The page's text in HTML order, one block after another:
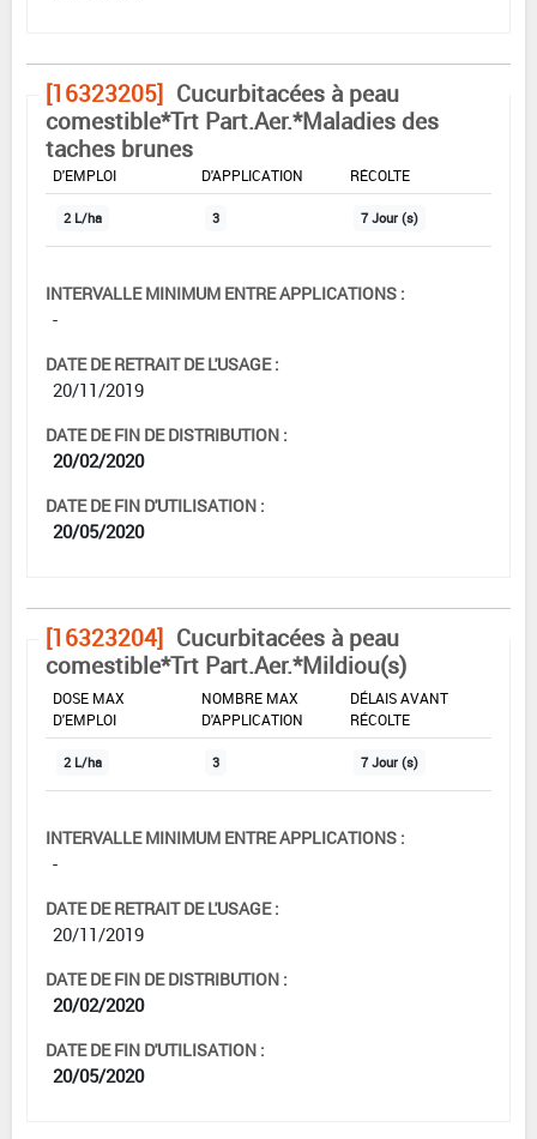
[16323205] Cucurbitacées à peau
comestible*Trt Part.Aer.*Maladies des
taches brunes
DOSE MAX
D'EMPLOI
D'APPLICATION
RÉCOLTE
2 L/ha 3 7 Jour (s)
INTERVALLE MINIMUM ENTRE APPLICATIONS :
-
DATE DE RETRAIT DE L'USAGE :
20/11/2019
DATE DE FIN DE DISTRIBUTION :
20/02/2020
DATE DE FIN D'UTILISATION :
20/05/2020
[16323204] Cucurbitacées à peau
comestible*Trt Part.Aer.*Mildiou(s)
DOSE MAX
D'EMPLOI
NOMBRE MAX
D'APPLICATION
DÉLAIS AVANT
RÉCOLTE
2 L/ha 3 7 Jour (s)
INTERVALLE MINIMUM ENTRE APPLICATIONS :
-
DATE DE RETRAIT DE L'USAGE :
20/11/2019
DATE DE FIN DE DISTRIBUTION :
20/02/2020
DATE DE FIN D'UTILISATION :
20/05/2020